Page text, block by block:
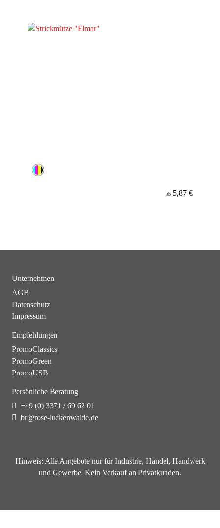
ab 5,87 €
Unternehmen
AGB
Datenschutz
Impressum
Empfehlungen
PromoClassics
PromoGreen
PromoUSB
Persönliche Beratung
+49 (0) 3371 / 69 62 01
br@rose-luckenwalde.de
Hinweis: Alle Angebote nur für Industrie, Handel, Handwerk
und Gewerbe. Kein Verkauf an Privatkunden.